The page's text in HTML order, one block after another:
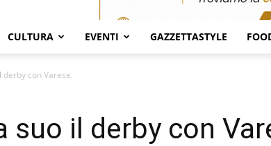
CULTURA EVENTI GAZZETTASTYLE
derby con Varese.
suo il derby con